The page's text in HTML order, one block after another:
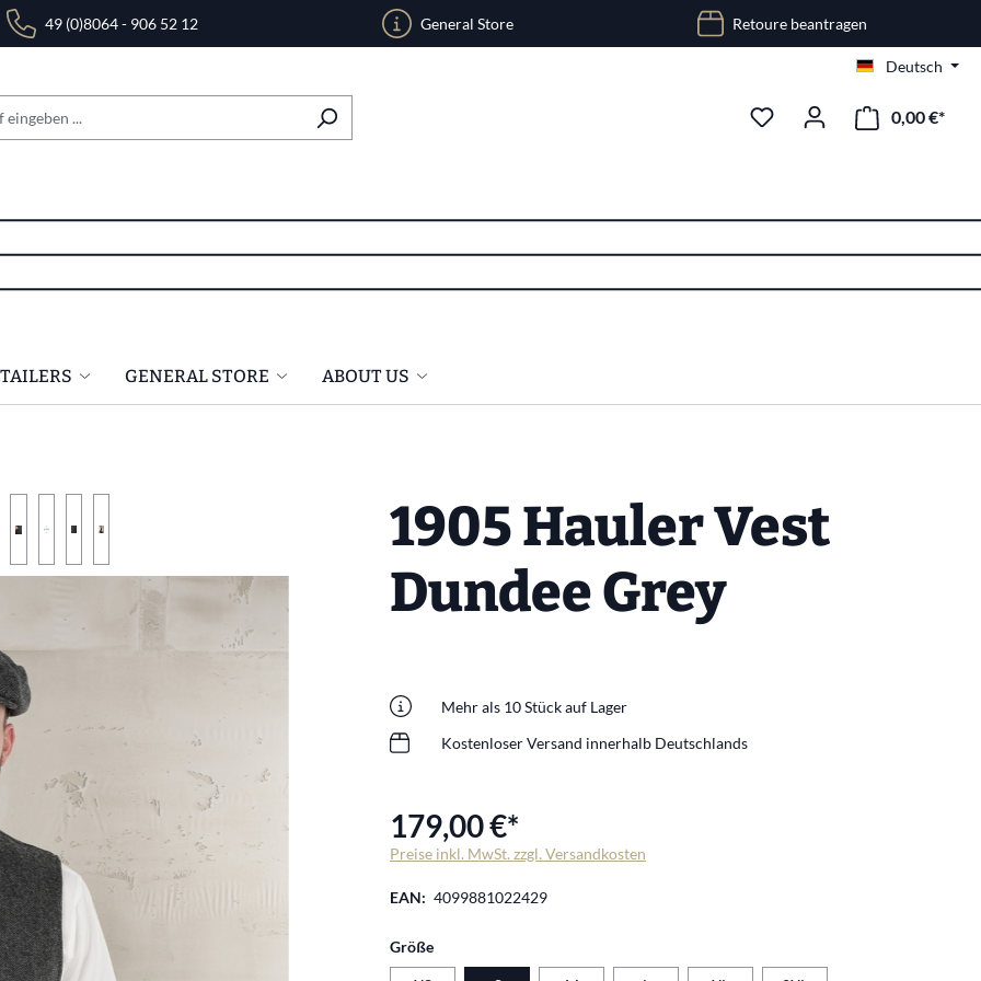
49 (0)8064 - 906 52 12 General Store Retoure beantragen
Deutsch
0,00 €*
GENERAL STORE ABOUT US
1905 Hauler Vest
Dundee Grey
Mehr als 10 Stück auf Lager
Kostenloser Versand innerhalb Deutschlands
179,00 €*
Preise inkl. MwSt. zzgl. Versandkosten
EAN: 4099881022429
Größeauswählen